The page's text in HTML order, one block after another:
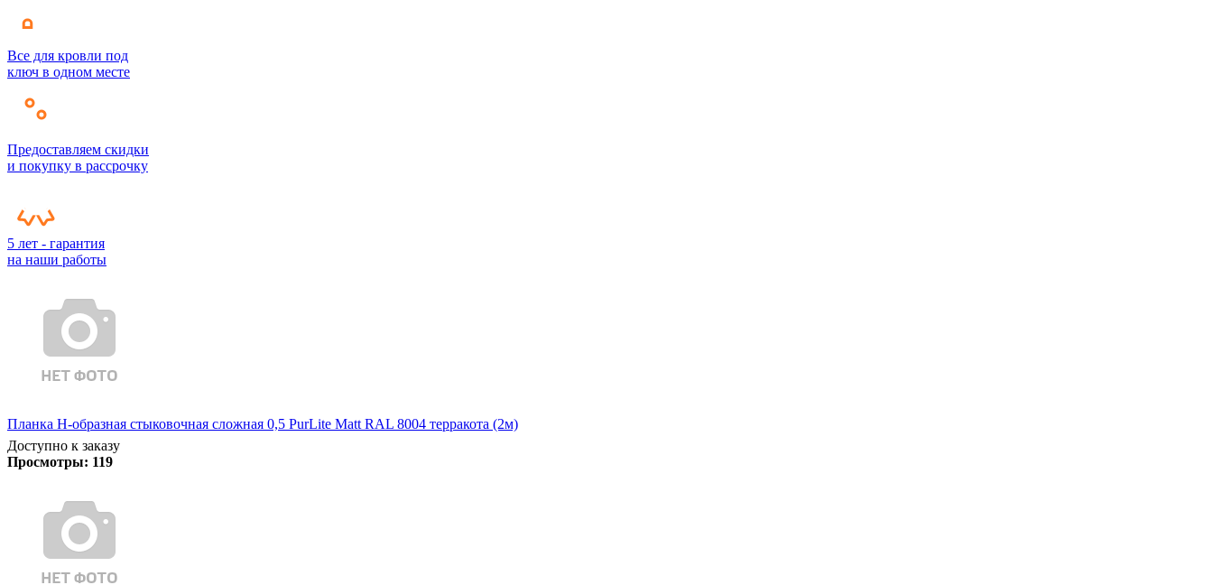
Все для кровли под
ключ в одном месте
Предоставляем скидки
и покупку в рассрочку
5 лет - гарантия
на наши работы
Планка Н-образная стыковочная сложная 0,5 PurLite Matt RAL 8004 терракота (2м)
Доступно к заказу
Просмотры: 119